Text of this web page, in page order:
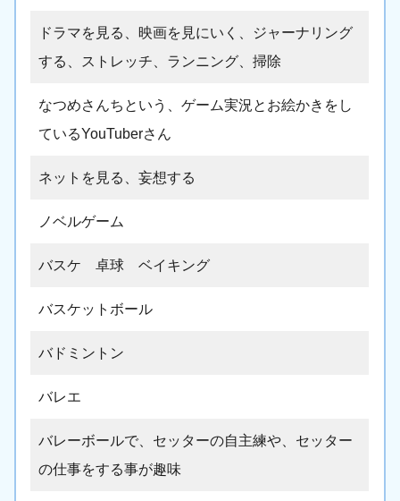
ドラマを見る、映画を見にいく、ジャーナリング
する、ストレッチ、ランニング、掃除
なつめさんちという、ゲーム実況とお絵かきをし
ているYouTuberさん
ネットを見る、妄想する
ノベルゲーム
バスケ 卓球 ベイキング
バスケットボール
バドミントン
バレエ
バレーボールで、セッターの自主練や、セッター
の仕事をする事が趣味